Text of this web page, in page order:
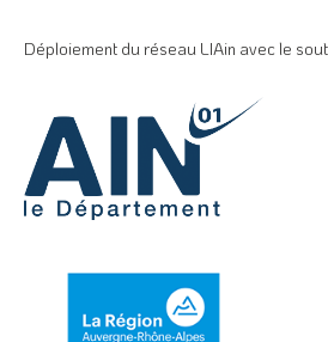
Déploiement du réseau LIAin avec le